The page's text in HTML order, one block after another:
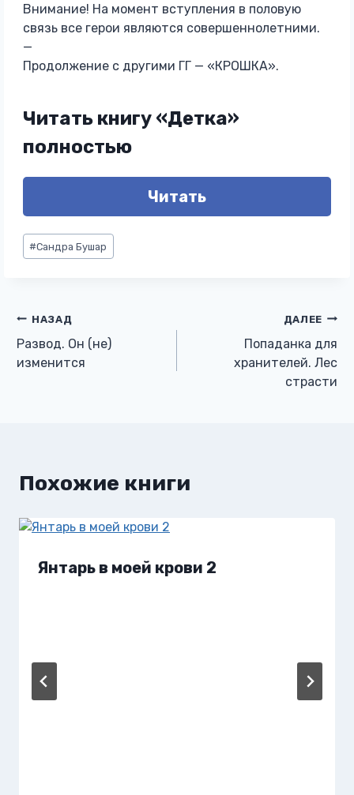
Внимание! На момент вступления в половую
связь все герои являются совершеннолетними.
—
Продолжение с другими ГГ — «КРОШКА».
Читать книгу «Детка»
полностью
Читать
Метки
записи:
#Сандра Бушар
Навигация
по
НАЗАД
Развод. Он (не)
изменится
ДАЛЕЕ
Попаданка для
хранителей. Лес
страсти
Похожие книги
Янтарь в моей крови 2